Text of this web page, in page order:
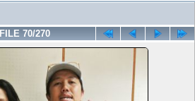
FILE 70/270